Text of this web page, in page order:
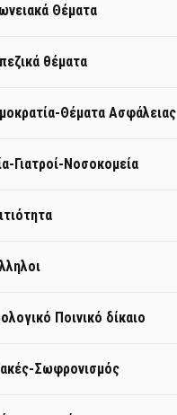
Θέματα
θέματα
Θέματα Ασφάλειας
Γιατροί-Νοσοκομεία
Ποινικό δίκαιο
Σωφρονισμός